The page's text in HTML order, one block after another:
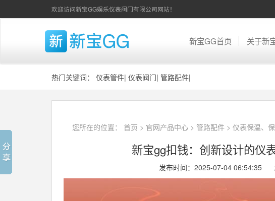
欢迎访问新宝GG娱乐仪表阀门有限公司网站！
新宝GG首页 关于新
热门关键词： 仪表管件| 仪表阀门| 管路配件|
您所在的位置： 首页 > 官网产品中心 > 管路配件 > 仪表保温、
新宝gg扣钱：创新设计的仪
发布时间：2025-07-04 06:54:35